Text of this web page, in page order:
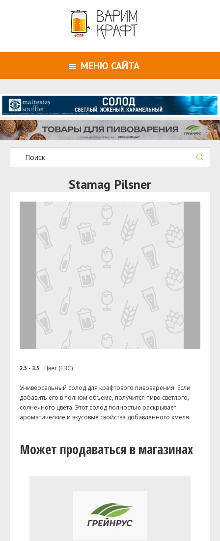
МЕНЮ САЙТА
Stamag Pilsner
2.5 - 3.5 Цвет (EBC)
Универсальный солод для крафтового пивоварения. Если
добавить его в полном объеме, получится пиво светлого,
солнечного цвета. Этот солод полностью раскрывает
ароматические и вкусовые свойства добавленного хмеля.
Может продаваться в магазинах